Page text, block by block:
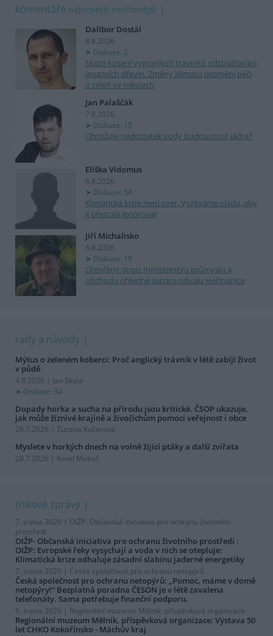
komentáře nejnovější nejčtenější
Dalibor Dostál
8.8.2026
Diskuse: 2
Místo kosení vyprahlých trávníků odstraňování
invazních dřevin. Změny klimatu promění péči
o zeleň ve městech
Jan Palaščák
7.8.2026
Diskuse: 15
Ohrožuje nedostatek vody budoucnost jádra?
Eliška Vidomus
6.8.2026
Diskuse: 54
Klimatická krize není over. Vyzýváme vládu, aby
ji přestala ignorovat
Jiří Michalisko
6.8.2026
Diskuse: 19
Otevřený dopis ministerstvu průmyslu a
obchodu ohledně sanace odvalu Heřmanice
rady a návody
Mýtus o zeleném koberci: Proč anglický trávník v létě zabíjí život
v půdě
4.8.2026 | Jan Skala
Diskuse: 34
Dopady horka a sucha na přírodu jsou kritické. ČSOP ukazuje,
jak může žíznivé krajině a živočichům pomoci veřejnost i obce
29.7.2026 | Zuzana Kučerová
Myslete v horkých dnech na volně žijící ptáky a další zvířata
28.7.2026 | Karel Makoň
tiskové zprávy
7. srpna 2026 | OIŽP- Občanská iniciativa pro ochranu životního
prostředí
OIŽP- Občanská iniciativa pro ochranu životního prostředí :
OIŽP: Evropské řeky vysychají a voda v nich se otepluje:
Klimatická krize odhaluje zásadní slabinu jaderné energetiky
7. srpna 2026 | Česká společnost pro ochranu netopýrů
Česká společnost pro ochranu netopýrů: „Pomoc, máme v domě
netopýry!“ Bezplatná poradna ČESON je v létě zavalena
telefonáty. Sama potřebuje finanční podporu.
6. srpna 2026 | Regionální muzeum Mělník, příspěvková organizace
Regionální muzeum Mělník, příspěvková organizace: Výstava 50
let CHKO Kokořínsko - Máchův kraj